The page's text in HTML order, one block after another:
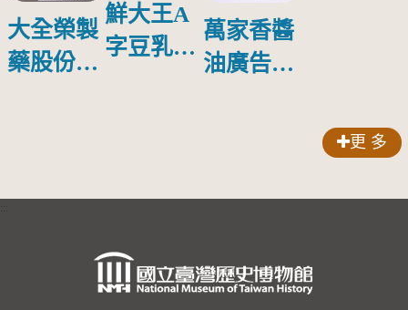
大全榮製
藥股份有
鮮大王A
字豆乳罐
萬家香醬
油廣告塑
更 多